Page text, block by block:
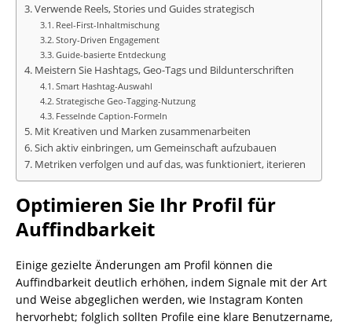
Verwende Reels, Stories und Guides strategisch
Reel-First-Inhaltmischung
Story-Driven Engagement
Guide-basierte Entdeckung
Meistern Sie Hashtags, Geo-Tags und Bildunterschriften
Smart Hashtag-Auswahl
Strategische Geo-Tagging-Nutzung
Fesselnde Caption-Formeln
Mit Kreativen und Marken zusammenarbeiten
Sich aktiv einbringen, um Gemeinschaft aufzubauen
Metriken verfolgen und auf das, was funktioniert, iterieren
Optimieren Sie Ihr Profil für
Auffindbarkeit
Einige gezielte Änderungen am Profil können die
Auffindbarkeit deutlich erhöhen, indem Signale mit der Art
und Weise abgeglichen werden, wie Instagram Konten
hervorhebt; folglich sollten Profile eine klare Benutzername,